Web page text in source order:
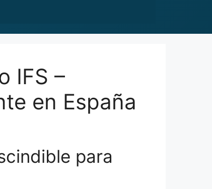
IFS –
en España
para